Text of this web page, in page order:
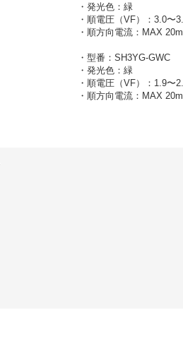
・発光色：緑
・順電圧（VF）：3.0〜
・順方向電流：MAX
・型番：SH3YG-GWC
・発光色：緑
・順電圧（VF）：1.9〜
・順方向電流：MAX